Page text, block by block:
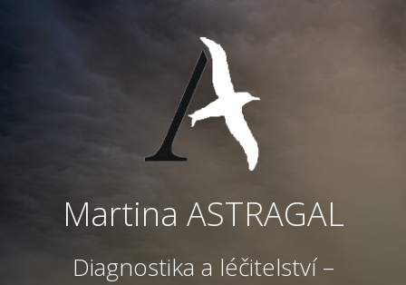
Martina ASTRAGAL
Diagnostika a léčitelství –